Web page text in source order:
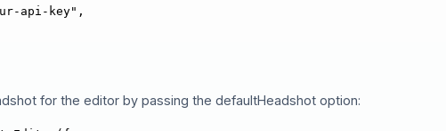
api-key",
for the editor by passing the defaultHeadshot option: